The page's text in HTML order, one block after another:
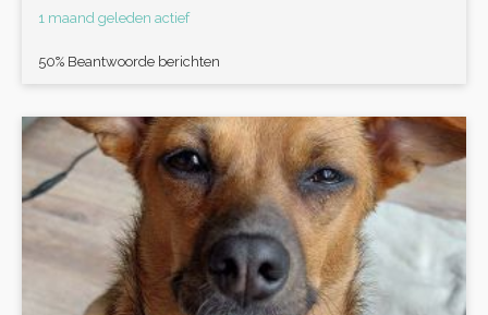
1 maand geleden actief
50% Beantwoorde berichten